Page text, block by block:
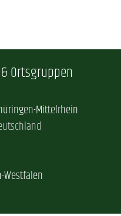
Ortsgruppen
Mittelrhein
Westfalen